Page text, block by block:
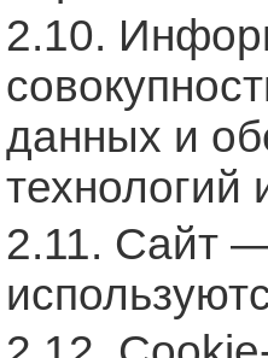
2.10.
данных и
технологий
2.11. Сайт